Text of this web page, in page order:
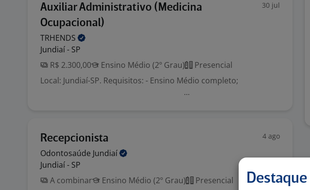
Auxiliar Administrativo (Medicina
Ocupacional)
30 jul
TRHENDS
Jundiaí - SP
R$ 2.300,00
Ensino Médio (2º Grau)
Presencial
Local: Jundiaí-SP. Requisitos: - Ensino Médio completo;
...
Recepcionista 4 ago
Odontosaúde Jundiaí
Jundiaí - SP
A combinar
Ensino Médio (2º Grau)
Presencial